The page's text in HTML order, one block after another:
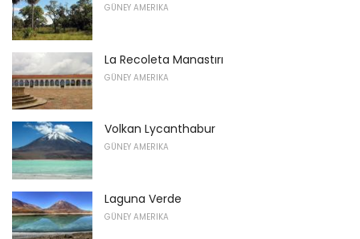
GÜNEY AMERIKA
La Recoleta Manastırı
GÜNEY AMERIKA
Volkan Lycanthabur
GÜNEY AMERIKA
Laguna Verde
GÜNEY AMERIKA